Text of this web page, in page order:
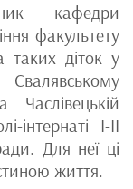
кафедри
факультету
таких діток у
інтернаті I-II
Для неї ці
життя.